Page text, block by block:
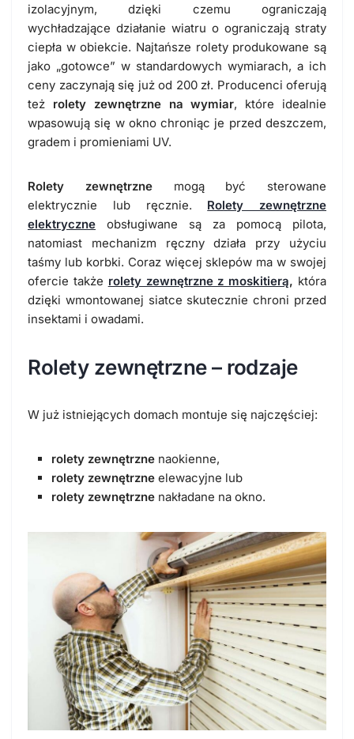
izolacyjnym, dzięki czemu ograniczają
wychładzające działanie wiatru o ograniczają straty
ciepła w obiekcie. Najtańsze rolety produkowane są
jako „gotowce” w standardowych wymiarach, a ich
ceny zaczynają się już od 200 zł. Producenci oferują
też rolety zewnętrzne na wymiar, które idealnie
wpasowują się w okno chroniąc je przed deszczem,
gradem i promieniami UV.
Rolety zewnętrznemogą być sterowane
elektrycznie lub ręcznie. Rolety zewnętrzne
elektryczne obsługiwane są za pomocą pilota,
natomiast mechanizm ręczny działa przy użyciu
taśmy lub korbki. Coraz więcej sklepów ma w swojej
ofercie także rolety zewnętrzne z moskitierą, która
dzięki wmontowanej siatce skutecznie chroni przed
insektami i owadami.
Rolety zewnętrzne – rodzaje
W już istniejących domach montuje się najczęściej:
rolety zewnętrzne naokienne,
rolety zewnętrzne elewacyjne lub
rolety zewnętrzne nakładane na okno.